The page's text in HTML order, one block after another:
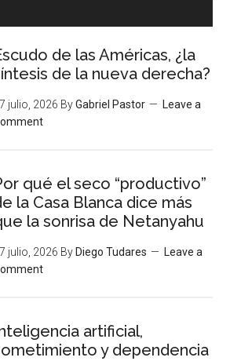
de las Américas, ¿la
de la nueva derecha?
julio, 2026 ByGabriel Pastor
Leave a
qué el seco “productivo”
la Casa Blanca dice más
la sonrisa de Netanyahu
julio, 2026 By Diego Tudares
Leave a
artificial,
y dependencia